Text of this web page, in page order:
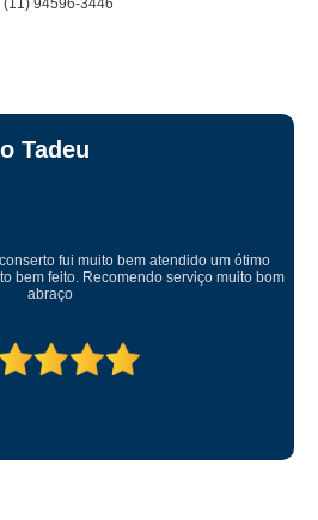
(11) 94596-3446
Tadeu
fui muito bem atendido um ótimo
bem feito. Recomendo serviço muito bom
abraço